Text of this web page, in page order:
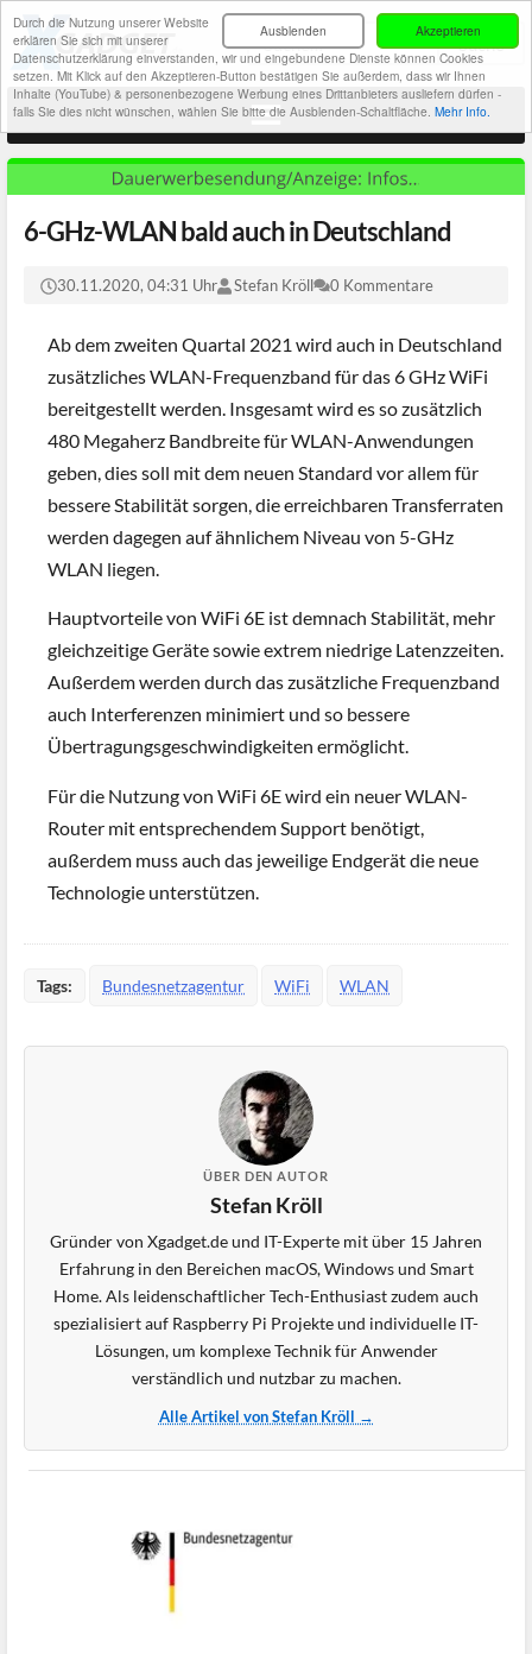
Akzeptieren
Ausblenden
Durch die Nutzung unserer Website
erklären Sie sich mit unserer
Datenschutzerklärung einverstanden, wir und eingebundene Dienste können Cookies
setzen. Mit Klick auf den Akzeptieren-Button bestätigen Sie außerdem, dass wir Ihnen
Inhalte (YouTube) & personenbezogene Werbung eines Drittanbieters ausliefern dürfen -
falls Sie dies nicht wünschen, wählen Sie bitte die Ausblenden-Schaltfläche. Mehr Info.
6-GHz-WLAN bald auch in Deutschland
30.11.2020, 04:31 Uhr Stefan Kröll 0 Kommentare
Ab dem zweiten Quartal 2021 wird auch in Deutschland
zusätzliches WLAN-Frequenzband für das 6 GHz WiFi
bereitgestellt werden. Insgesamt wird es so zusätzlich
480 Megaherz Bandbreite für WLAN-Anwendungen
geben, dies soll mit dem neuen Standard vor allem für
bessere Stabilität sorgen, die erreichbaren Transferraten
werden dagegen auf ähnlichem Niveau von 5-GHz
WLAN liegen.
Hauptvorteile von WiFi 6E ist demnach Stabilität, mehr
gleichzeitige Geräte sowie extrem niedrige Latenzzeiten.
Außerdem werden durch das zusätzliche Frequenzband
auch Interferenzen minimiert und so bessere
Übertragungsgeschwindigkeiten ermöglicht.
Für die Nutzung von WiFi 6E wird ein neuer WLAN-
Router mit entsprechendem Support benötigt,
außerdem muss auch das jeweilige Endgerät die neue
Technologie unterstützen.
Tags: Bundesnetzagentur WiFi WLAN
ÜBER DEN AUTOR
Stefan Kröll
Gründer von Xgadget.de und IT-Experte mit über 15 Jahren
Erfahrung in den Bereichen macOS, Windows und Smart
Home. Als leidenschaftlicher Tech-Enthusiast zudem auch
spezialisiert auf Raspberry Pi Projekte und individuelle IT-
Lösungen, um komplexe Technik für Anwender
verständlich und nutzbar zu machen.
Alle Artikel von Stefan Kröll →